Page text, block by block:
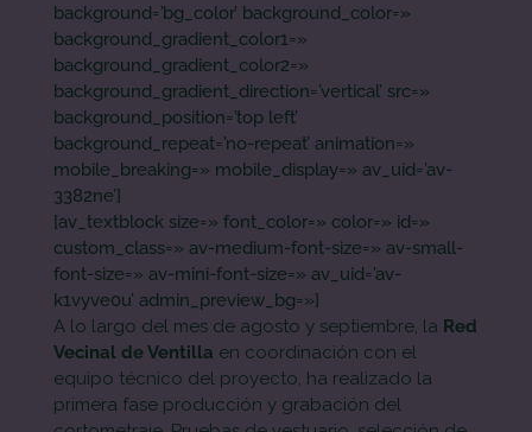
background=’bg_color’ background_color=»
background_gradient_color1=»
background_gradient_color2=»
background_gradient_direction=’vertical’ src=»
background_position=’top left’
background_repeat=’no-repeat’ animation=»
mobile_breaking=» mobile_display=» av_uid=’av-
3382ne’]
[av_textblock size=» font_color=» color=» id=»
custom_class=» av-medium-font-size=» av-small-
font-size=» av-mini-font-size=» av_uid=’av-
k1vyve0u’ admin_preview_bg=»]
A lo largo del mes de agosto y septiembre, la Red
Vecinal de Ventilla en coordinación con el
equipo técnico del proyecto, ha realizado la
primera fase producción y grabación del